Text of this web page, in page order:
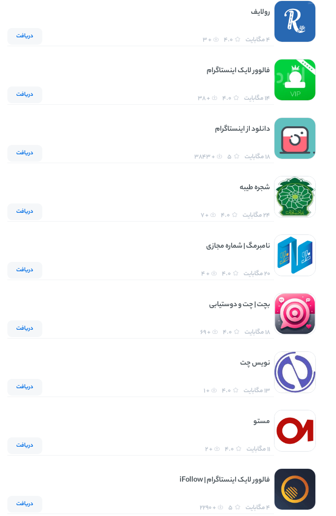
رولایف
4 مگابایت 4.0
+ 3 دریافت
فالوور لایک اینستاگرام
14 مگابایت 4.0
+ 38 دریافت
دانلود از اینستاگرام
18 مگابایت 5
+ 3843 دریافت
شجره طیبه
24 مگابایت 4.0
+ 7 دریافت
نامبرمگ | شماره مجازی
20 مگابایت 4.0
+ 4 دریافت
‏‏‏‏‏بچت | چت و دوستیابی
18 مگابایت 4.0
+ 69 دریافت
نویس چت
13 مگابایت 4.0
+ 1 دریافت
مستو
11 مگابایت 4.0
+ 2 دریافت
فالوور لایک اینستاگرام | iFollow
4 مگابایت 5
+ 2290 دریافت